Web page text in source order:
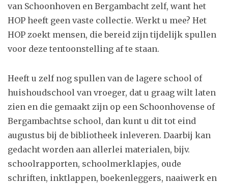
van Schoonhoven en Bergambacht zelf, want het
HOP heeft geen vaste collectie. Werkt u mee? Het
HOP zoekt mensen, die bereid zijn tijdelijk spullen
voor deze tentoonstelling af te staan.
Heeft u zelf nog spullen van de lagere school of
huishoudschool van vroeger, dat u graag wilt laten
zien en die gemaakt zijn op een Schoonhovense of
Bergambachtse school, dan kunt u dit tot eind
augustus bij de bibliotheek inleveren. Daarbij kan
gedacht worden aan allerlei materialen, bijv.
schoolrapporten, schoolmerklapjes, oude
schriften, inktlappen, boekenleggers, naaiwerk en